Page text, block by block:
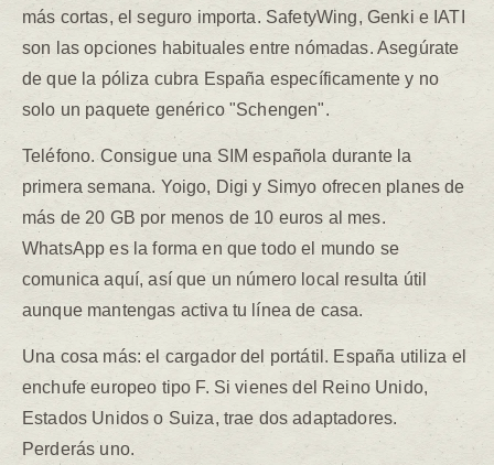
más cortas, el seguro importa. SafetyWing, Genki e IATI
son las opciones habituales entre nómadas. Asegúrate
de que la póliza cubra España específicamente y no
solo un paquete genérico "Schengen".
Teléfono. Consigue una SIM española durante la
primera semana. Yoigo, Digi y Simyo ofrecen planes de
más de 20 GB por menos de 10 euros al mes.
WhatsApp es la forma en que todo el mundo se
comunica aquí, así que un número local resulta útil
aunque mantengas activa tu línea de casa.
Una cosa más: el cargador del portátil. España utiliza el
enchufe europeo tipo F. Si vienes del Reino Unido,
Estados Unidos o Suiza, trae dos adaptadores.
Perderás uno.